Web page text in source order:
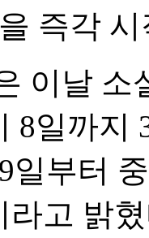
즉각
이날 소
8일까지
일부터
라고 밝